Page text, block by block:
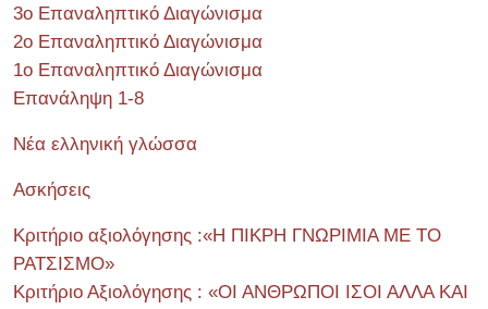
3ο Επαναληπτικό Διαγώνισμα
2ο Επαναληπτικό Διαγώνισμα
1ο Επαναληπτικό Διαγώνισμα
Επανάληψη 1-8
Νέα ελληνική γλώσσα
Ασκήσεις
Κριτήριο αξιολόγησης :«Η ΠΙΚΡΗ ΓΝΩΡΙΜΙΑ ΜΕ ΤΟ
ΡΑΤΣΙΣΜΟ»
Κριτήριο Αξιολόγησης : «ΟΙ ΑΝΘΡΩΠΟΙ ΙΣΟΙ ΑΛΛΑ ΚΑΙ